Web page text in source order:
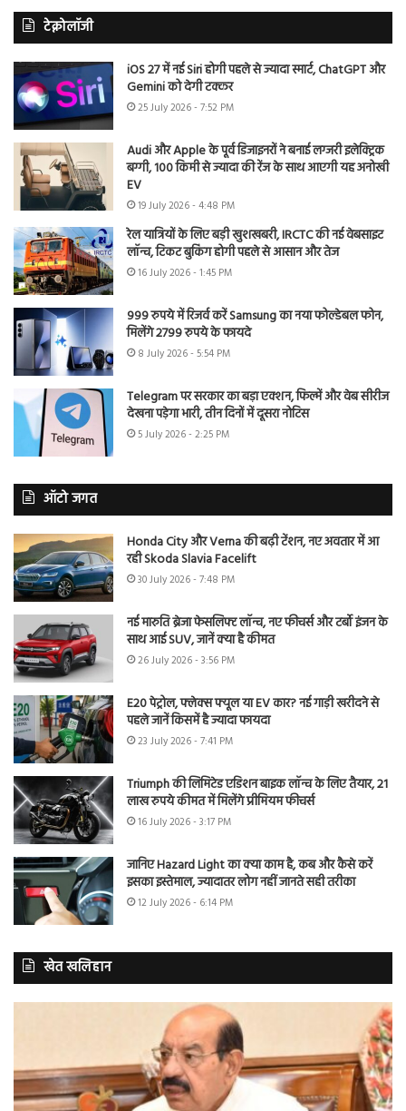
टेक्नोलॉजी
iOS 27 में नई Siri होगी पहले से ज्यादा स्मार्ट, ChatGPT और
Gemini को देगी टक्कर
25 July 2026 - 7:52 PM
Audi और Apple के पूर्व डिजाइनरों ने बनाई लग्जरी इलेक्ट्रिक
बग्गी, 100 किमी से ज्यादा की रेंज के साथ आएगी यह अनोखी
EV
19 July 2026 - 4:48 PM
रेल यात्रियों के लिए बड़ी खुशखबरी, IRCTC की नई वेबसाइट
लॉन्च, टिकट बुकिंग होगी पहले से आसान और तेज
16 July 2026 - 1:45 PM
999 रुपये में रिजर्व करें Samsung का नया फोल्डेबल फोन,
मिलेंगे 2799 रुपये के फायदे
8 July 2026 - 5:54 PM
Telegram पर सरकार का बड़ा एक्शन, फिल्में और वेब सीरीज
देखना पड़ेगा भारी, तीन दिनों में दूसरा नोटिस
5 July 2026 - 2:25 PM
ऑटो जगत
Honda City और Verna की बढ़ी टेंशन, नए अवतार में आ
रही Skoda Slavia Facelift
30 July 2026 - 7:48 PM
नई मारुति ब्रेजा फेसलिफ्ट लॉन्च, नए फीचर्स और टर्बो इंजन के
साथ आई SUV, जानें क्या है कीमत
26 July 2026 - 3:56 PM
E20 पेट्रोल, फ्लेक्स फ्यूल या EV कार? नई गाड़ी खरीदने से
पहले जानें किसमें है ज्यादा फायदा
23 July 2026 - 7:41 PM
Triumph की लिमिटेड एडिशन बाइक लॉन्च के लिए तैयार, 21
लाख रुपये कीमत में मिलेंगे प्रीमियम फीचर्स
16 July 2026 - 3:17 PM
जानिए Hazard Light का क्या काम है, कब और कैसे करें
इसका इस्तेमाल, ज्यादातर लोग नहीं जानते सही तरीका
12 July 2026 - 6:14 PM
खेत खलिहान